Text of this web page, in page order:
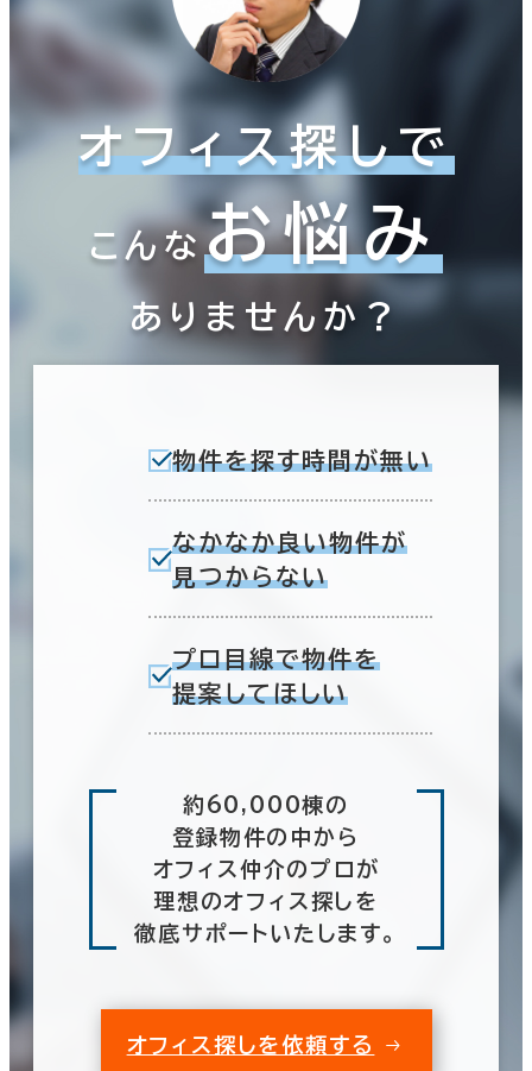
オフィス探しで
こんなお悩み
ありませんか？
物件を探す時間が無い
なかなか良い物件が
見つからない
プロ目線で物件を
提案してほしい
約60,000棟の
登録物件の中から
オフィス仲介のプロが
理想のオフィス探しを
徹底サポートいたします。
オフィス探しを依頼する